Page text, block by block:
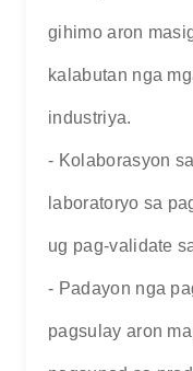
gihimo aron
kalabutan nga
industriya.
- Kolaborasyon
laboratoryo sa
ug pag-validate
- Padayon nga
pagsulay aron